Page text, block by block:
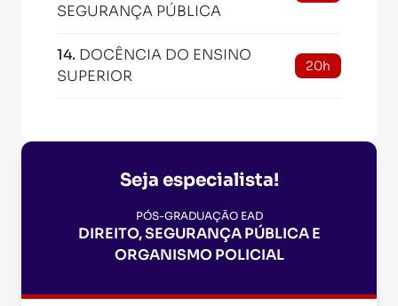
SEGURANÇA PÚBLICA
14. DOCÊNCIA DO ENSINO
SUPERIOR
20h
Seja especialista!
PÓS-GRADUAÇÃO EAD
DIREITO, SEGURANÇA PÚBLICA E
ORGANISMO POLICIAL